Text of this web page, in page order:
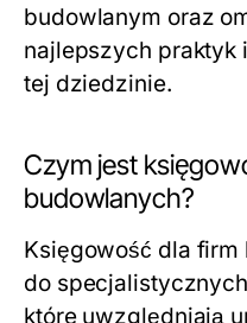
budowlanym oraz
najlepszych praktyk
tej dziedzinie.
Czym jest
budowlanych?
Księgowość dla
do
które uwzględniają